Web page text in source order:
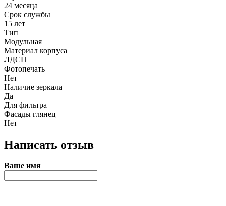
24 месяца
Срок службы
15 лет
Тип
Модульная
Материал корпуса
ЛДСП
Фотопечать
Нет
Наличие зеркала
Да
Для фильтра
Фасады глянец
Нет
Написать отзыв
Ваше имя